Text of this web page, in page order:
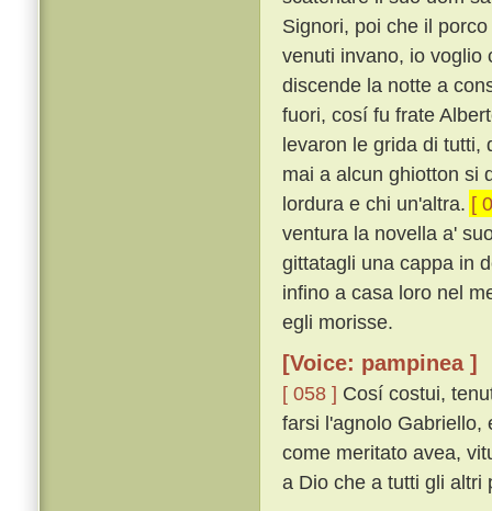
Signori, poi che il
venuti invano, io voglio
discende la notte a
fuori, cosí fu frate
levaron le grida di tutti,
mai a alcun ghiotton si
lordura e chi un'altra. [
ventura la novella a'
gittatagli una cappa in
infino a casa loro nel
egli morisse.
[Voice: pampinea ]
[ 058 ] Cosí costui,
farsi l'agnolo Gabriello,
come meritato avea,
a Dio che a tutti gli altri